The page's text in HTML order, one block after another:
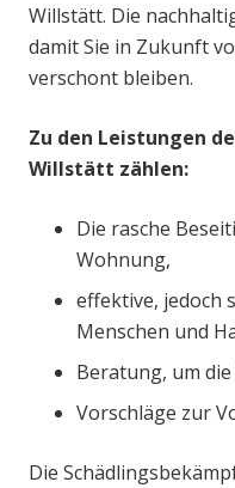
Willstätt. Die
damit Sie in Zukunft
verschont bleiben.
Zu den Leistungen
Willstätt zählen:
Die rasche
Wohnung,
effektive, jedoch
Menschen und
Beratung, um
Vorschläge zur
Die